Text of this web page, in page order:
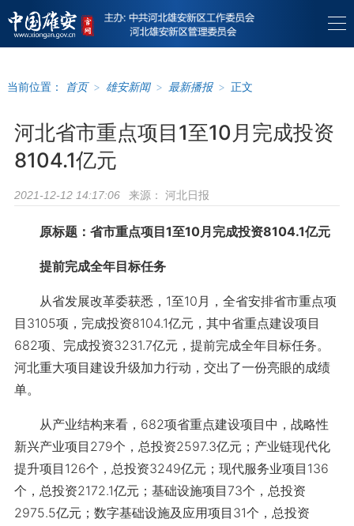
当前位置： 首页 > 雄安新闻 > 最新播报 > 正文
河北省市重点项目1至10月完成投资
8104.1亿元
2021-12-12 14:17:06 来源： 河北日报
原标题：省市重点项目1至10月完成投资8104.1亿元
提前完成全年目标任务
从省发展改革委获悉，1至10月，全省安排省市重点项
目3105项，完成投资8104.1亿元，其中省重点建设项目
682项、完成投资3231.7亿元，提前完成全年目标任务。
河北重大项目建设升级加力行动，交出了一份亮眼的成绩
单。
从产业结构来看，682项省重点建设项目中，战略性
新兴产业项目279个，总投资2597.3亿元；产业链现代化
提升项目126个，总投资3249亿元；现代服务业项目136
个，总投资2172.1亿元；基础设施项目73个，总投资
2975.5亿元；数字基础设施及应用项目31个，总投资